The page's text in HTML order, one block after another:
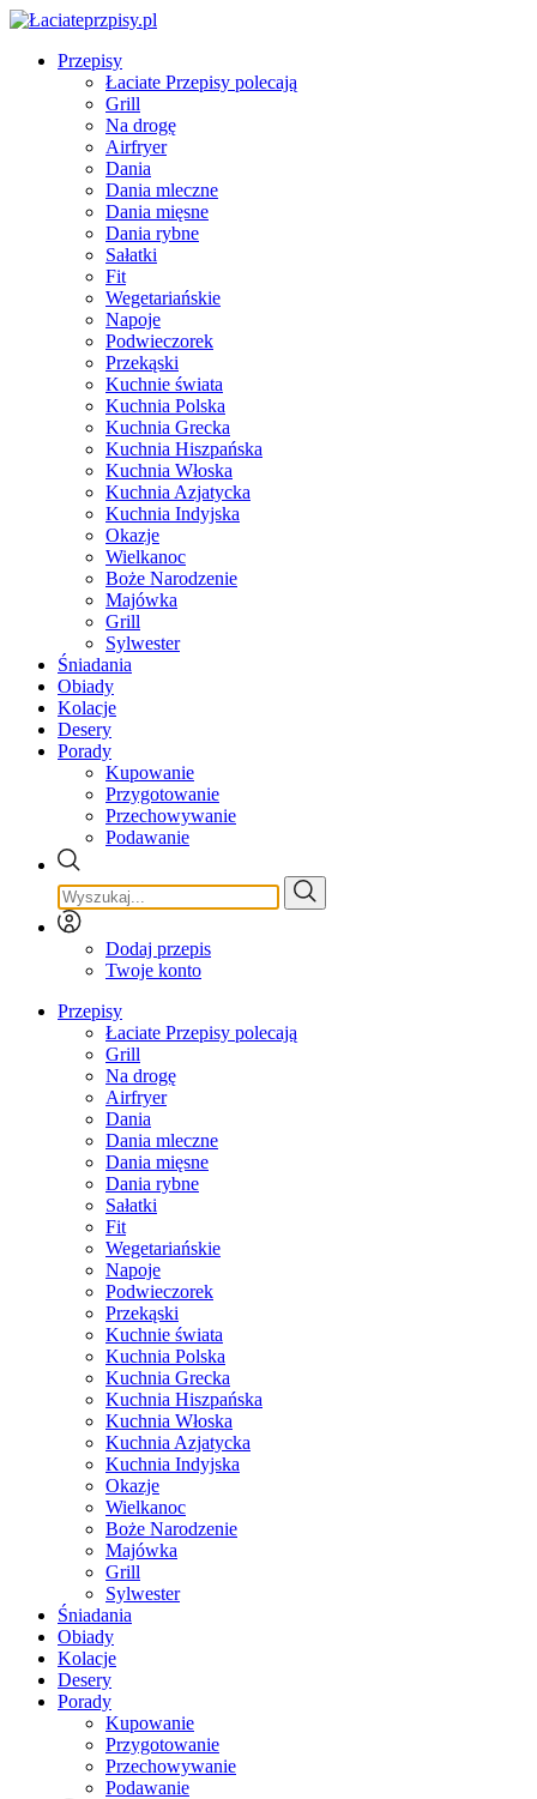
Przepisy
Łaciate Przepisy polecają
Grill
Na drogę
Airfryer
Dania
Dania mleczne
Dania mięsne
Dania rybne
Sałatki
Fit
Wegetariańskie
Napoje
Podwieczorek
Przekąski
Kuchnie świata
Kuchnia Polska
Kuchnia Grecka
Kuchnia Hiszpańska
Kuchnia Włoska
Kuchnia Azjatycka
Kuchnia Indyjska
Okazje
Wielkanoc
Boże Narodzenie
Majówka
Grill
Sylwester
Śniadania
Obiady
Kolacje
Desery
Porady
Kupowanie
Przygotowanie
Przechowywanie
Podawanie
Dodaj przepis
Twoje konto
Przepisy
Łaciate Przepisy polecają
Grill
Na drogę
Airfryer
Dania
Dania mleczne
Dania mięsne
Dania rybne
Sałatki
Fit
Wegetariańskie
Napoje
Podwieczorek
Przekąski
Kuchnie świata
Kuchnia Polska
Kuchnia Grecka
Kuchnia Hiszpańska
Kuchnia Włoska
Kuchnia Azjatycka
Kuchnia Indyjska
Okazje
Wielkanoc
Boże Narodzenie
Majówka
Grill
Sylwester
Śniadania
Obiady
Kolacje
Desery
Porady
Kupowanie
Przygotowanie
Przechowywanie
Podawanie